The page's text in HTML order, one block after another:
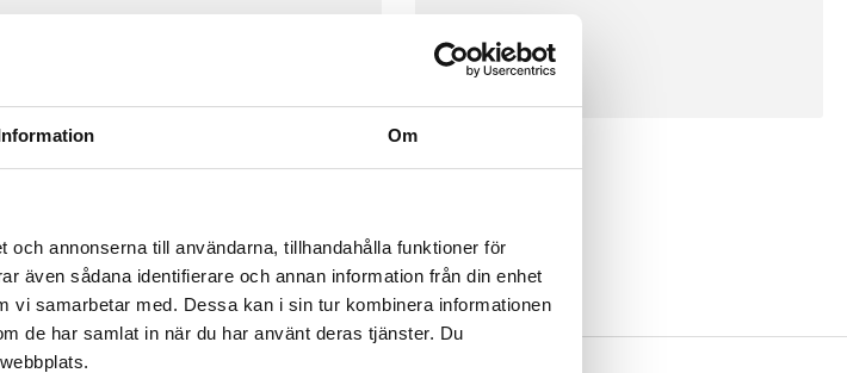
Om
annonserna till användarna, tillhandahålla funktioner för
även sådana identifierare och annan information från din enhet
vi samarbetar med. Dessa kan i sin tur kombinera informationen
de har samlat in när du har använt deras tjänster. Du
SKAPA KUND